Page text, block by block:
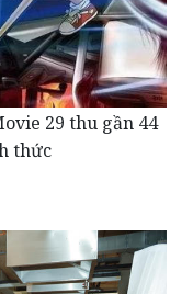
29 thu gần 44
thức